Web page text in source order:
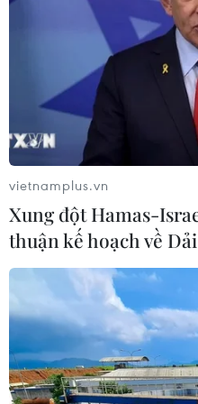
#Tổng Lãnh sự #Preah
#Quân tình nguyện
#Tri ân
Theo dõi VietnamPlus
TIN LIÊN QUAN
vietnamplus.vn
Xung đột Hamas-
thuận kế hoạch về